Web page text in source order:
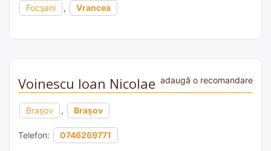
Focșani , Vrancea
Voinescu Ioan Nicolae adaugă o recomandare
Brașov , Brașov
Telefon: 0746269771